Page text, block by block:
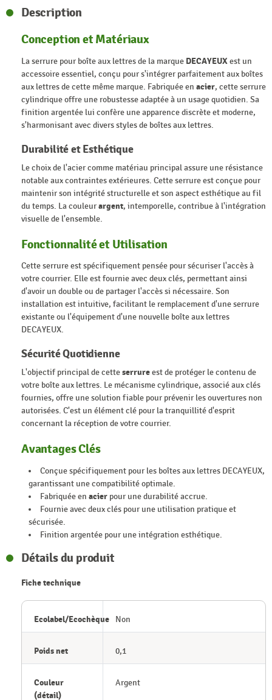
Description
Conception et Matériaux
La serrure pour boîte aux lettres de la marque DECAYEUXest un
accessoire essentiel, conçu pour s'intégrer parfaitement aux boîtes
aux lettres de cette même marque. Fabriquée en acier, cette serrure
cylindrique offre une robustesse adaptée à un usage quotidien. Sa
finition argentée lui confère une apparence discrète et moderne,
s'harmonisant avec divers styles de boîtes aux lettres.
Durabilité et Esthétique
Le choix de l'acier comme matériau principal assure une résistance
notable aux contraintes extérieures. Cette serrure est conçue pour
maintenir son intégrité structurelle et son aspect esthétique au fil
du temps. La couleurargent, intemporelle, contribue à l'intégration
visuelle de l'ensemble.
Fonctionnalité et Utilisation
Cette serrure est spécifiquement pensée pour sécuriser l'accès à
votre courrier. Elle est fournie avec deux clés, permettant ainsi
d'avoir un double ou de partager l'accès si nécessaire. Son
installation est intuitive, facilitant le remplacement d'une serrure
existante ou l'équipement d'une nouvelle boîte aux lettres
DECAYEUX.
Sécurité Quotidienne
L'objectif principal de cetteserrureest de protéger le contenu de
votre boîte aux lettres. Le mécanisme cylindrique, associé aux clés
fournies, offre une solution fiable pour prévenir les ouvertures non
autorisées. C'est un élément clé pour la tranquillité d'esprit
concernant la réception de votre courrier.
Avantages Clés
Conçue spécifiquement pour les boîtes aux lettres DECAYEUX,
garantissant une compatibilité optimale.
Fabriquée enacier pour une durabilité accrue.
Fournie avec deux clés pour une utilisation pratique et
sécurisée.
Finition argentée pour une intégration esthétique.
Détails du produit
Fiche technique
Ecolabel/Ecochèque Non
Poids net 0,1
Couleur
(détail)
Argent